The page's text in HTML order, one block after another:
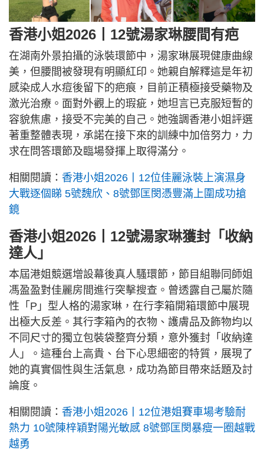
香港小姐2026丨12號湯家琳腰間有疤
在湖南外景拍攝的泳裝環節中，湯家琳展現健康曲線
美，但腰間被發現有明顯紅印。她親自解釋這是年初
感染成人水痘後留下的疤痕，目前正積極接受藥物及
激光治療。面對外觀上的瑕疵，她坦言已克服短暫的
容貌焦慮，接受不完美的自己。她強調香港小姐評選
著重整體表現，承諾在接下來的訓練中加倍努力，力
求在問答環節及臨場發揮上取得滿分。
相關閱讀： 香港小姐2026丨12位佳麗泳裝上演濕身
大戰逐個睇 5號魏欣、8號鄧匡閔憑豐滿上圍成功搶
鏡
香港小姐2026丨12號湯家琳獲封「收納
達人」
本屆港姐競選增設幕後真人騷環節，節目組聯同師姐
馮盈盈對佳麗房間進行突擊搜查。曾透露自己屬於隨
性「P」型人格的湯家琳，在行李箱開箱環節中展現
出極大反差。其行李箱內的衣物、護膚品及飾物均以
不同尺寸的獨立包裝袋整齊分類，意外獲封「收納達
人」。這種台上高貴、台下心思細密的特質，展現了
她的真實個性與生活氣息，成功為節目帶來話題及討
論度。
相關閱讀： 香港小姐2026丨12位港姐賽車場考驗耐
熱力 10號陳梓穎對陽光敏感 8號鄧匡閔暴瘦一圈越戰
越勇